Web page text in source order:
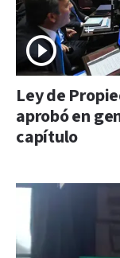
Ley de
aprobó en
capítulo